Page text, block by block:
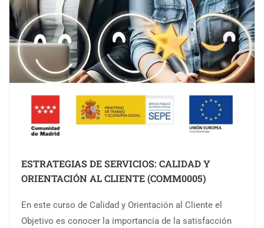
ESTRATEGIAS DE SERVICIOS: CALIDAD Y
ORIENTACIÓN AL CLIENTE (COMM0005)
En este curso de Calidad y Orientación al Cliente el
Objetivo es conocer la importancia de la satisfacción